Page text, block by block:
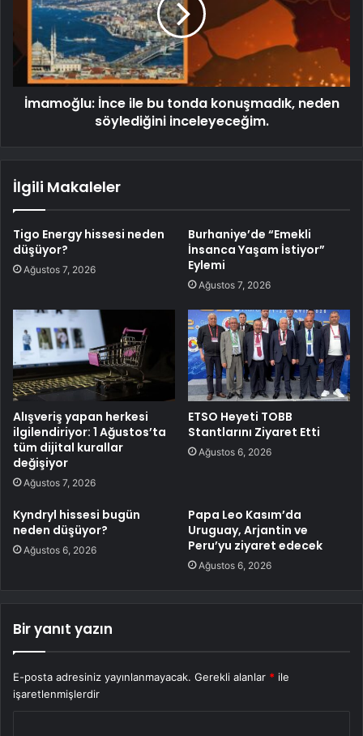
İmamoğlu: İnce ile bu tonda konuşmadık, neden
söylediğini inceleyeceğim.
İlgili Makaleler
Tigo Energy hissesi neden
düşüyor?
Ağustos 7, 2026
Burhaniye’de “Emekli
İnsanca Yaşam İstiyor”
Eylemi
Ağustos 7, 2026
Alışveriş yapan herkesi
ilgilendiriyor: 1 Ağustos’ta
tüm dijital kurallar
değişiyor
Ağustos 7, 2026
ETSO Heyeti TOBB
Stantlarını Ziyaret Etti
Ağustos 6, 2026
Kyndryl hissesi bugün
neden düşüyor?
Ağustos 6, 2026
Papa Leo Kasım’da
Uruguay, Arjantin ve
Peru’yu ziyaret edecek
Ağustos 6, 2026
Bir yanıt yazın
E-posta adresiniz yayınlanmayacak. Gerekli alanlar * ile
işaretlenmişlerdir